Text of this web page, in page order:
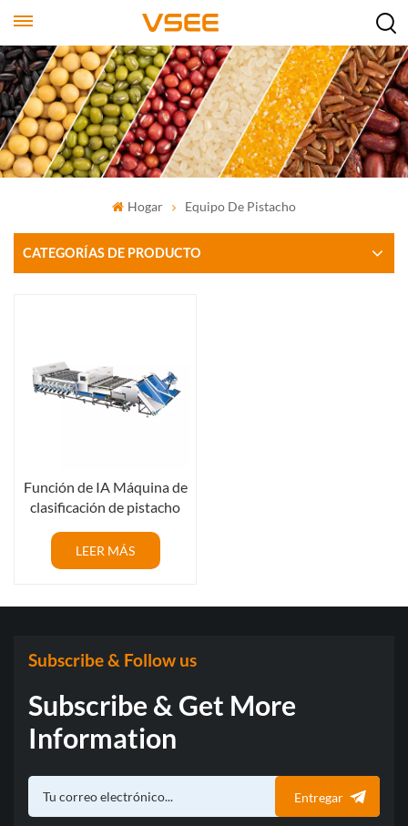
Hogar Equipo De Pistacho
CATEGORÍAS DE PRODUCTO
Función de IA Máquina de
clasificación de pistacho
LEER MÁS
Subscribe & Follow us
Subscribe & Get More
Information
Entregar